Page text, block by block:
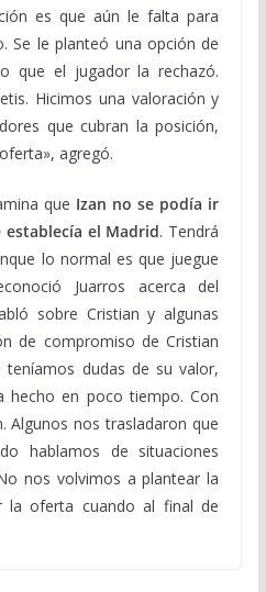
es que aún le falta para
Se le planteó una opción de
que el jugador la rechazó.
Hicimos una valoración y
que cubran la posición,
agregó.
que Izan no se podía ir
el Madrid. Tendrá
lo normal es que juegue
Juarros acerca del
sobre Cristian y algunas
de compromiso de Cristian
dudas de su valor,
hecho en poco tiempo. Con
Algunos nos trasladaron que
hablamos de situaciones
nos volvimos a plantear la
la oferta cuando al final de